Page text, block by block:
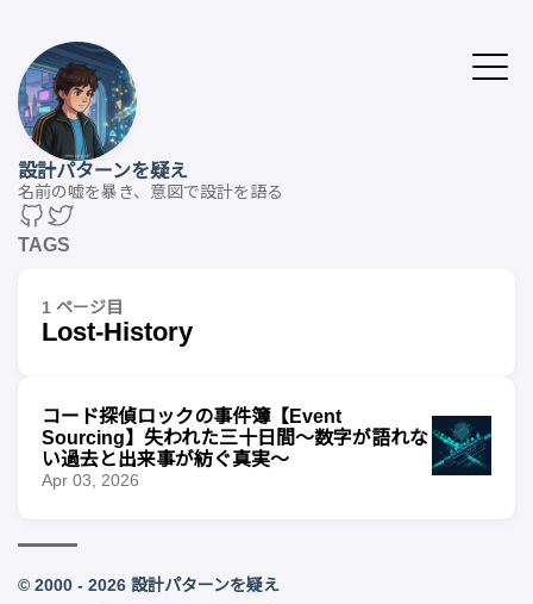
設計パターンを疑え
名前の嘘を暴き、意図で設計を語る
TAGS
1 ページ目
Lost-History
コード探偵ロックの事件簿【Event
Sourcing】失われた三十日間〜数字が語れな
い過去と出来事が紡ぐ真実〜
Apr 03, 2026
© 2000 - 2026 設計パターンを疑え